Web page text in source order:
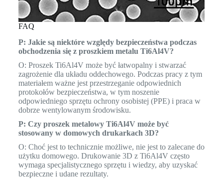
FAQ
P: Jakie są niektóre względy bezpieczeństwa podczas
obchodzenia się z proszkiem metalu Ti6Al4V?
O: Proszek Ti6Al4V może być łatwopalny i stwarzać
zagrożenie dla układu oddechowego. Podczas pracy z tym
materiałem ważne jest przestrzeganie odpowiednich
protokołów bezpieczeństwa, w tym noszenie
odpowiedniego sprzętu ochrony osobistej (PPE) i praca w
dobrze wentylowanym środowisku.
P: Czy proszek metalowy Ti6Al4V może być
stosowany w domowych drukarkach 3D?
O: Choć jest to technicznie możliwe, nie jest to zalecane do
użytku domowego. Drukowanie 3D z Ti6Al4V często
wymaga specjalistycznego sprzętu i wiedzy, aby uzyskać
bezpieczne i udane rezultaty.